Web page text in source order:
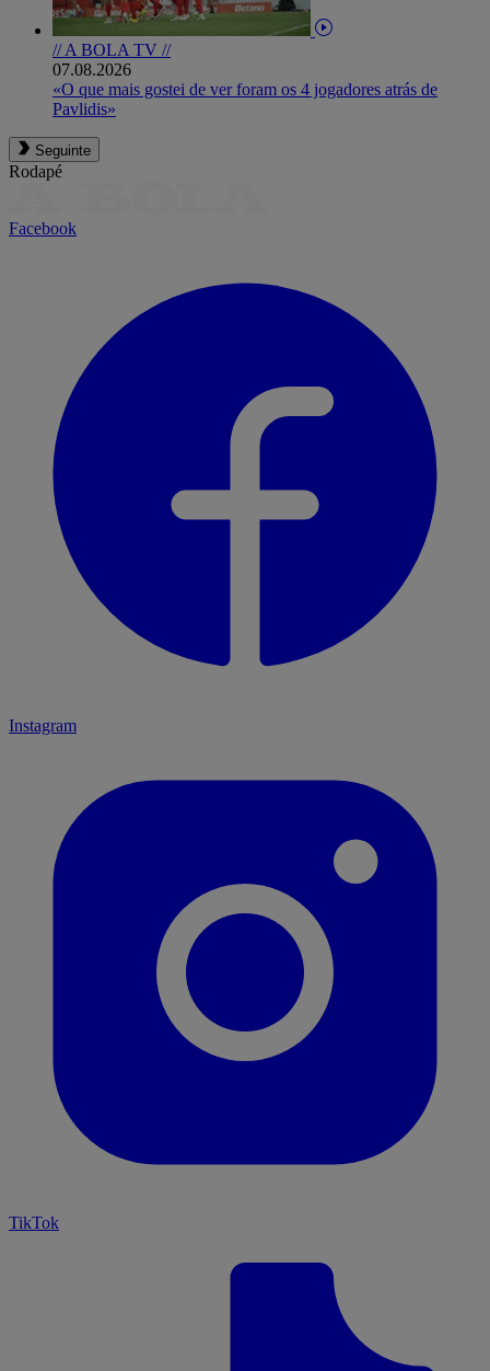
// A BOLA TV //
07.08.2026
«O que mais gostei de ver foram os 4 jogadores atrás de
Pavlidis»
Seguinte
Rodapé
Facebook
Instagram
TikTok